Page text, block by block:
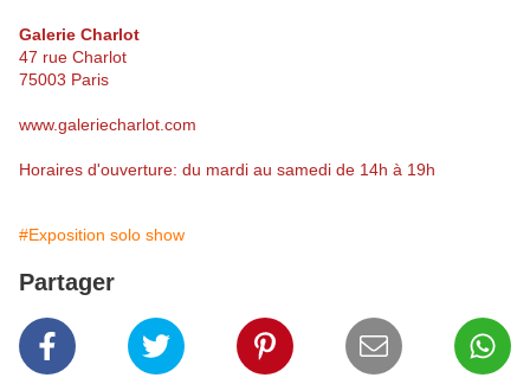
Galerie Charlot
47 rue Charlot
75003 Paris
www.galeriecharlot.com
Horaires d'ouverture: du mardi au samedi de 14h à 19h
#Exposition solo show
Partager